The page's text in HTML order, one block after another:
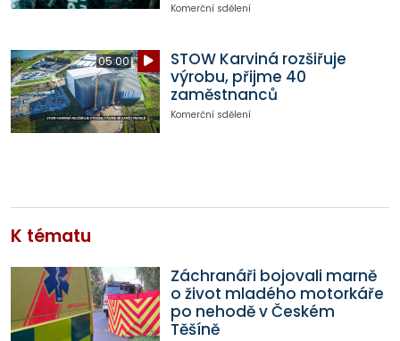
Komerční sdělení
05:00
STOW Karviná rozšiřuje
výrobu, přijme 40
zaměstnanců
Komerční sdělení
K tématu
Záchranáři bojovali marně
o život mladého motorkáře
po nehodě v Českém
Těšíně